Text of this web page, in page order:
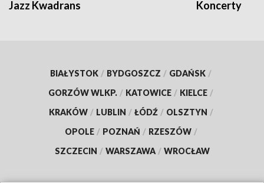
Jazz Kwadrans Koncerty
BIAŁYSTOK / BYDGOSZCZ / GDAŃSK /
GORZÓW WLKP. / KATOWICE / KIELCE /
KRAKÓW / LUBLIN / ŁÓDŹ / OLSZTYN /
OPOLE / POZNAŃ / RZESZÓW /
SZCZECIN / WARSZAWA / WROCŁAW